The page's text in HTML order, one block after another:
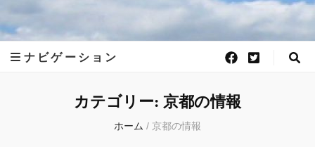
世界50ヵ国語
ICC外語学院の
公式ブログ
語学院がお届けする 世界各国の最新情報をお届けします。
ナビゲーション
カテゴリー: 京都の情報
ホーム / 京都の情報